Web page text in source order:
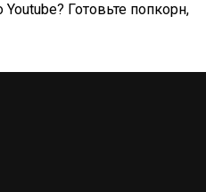
Готовьте попкорн,